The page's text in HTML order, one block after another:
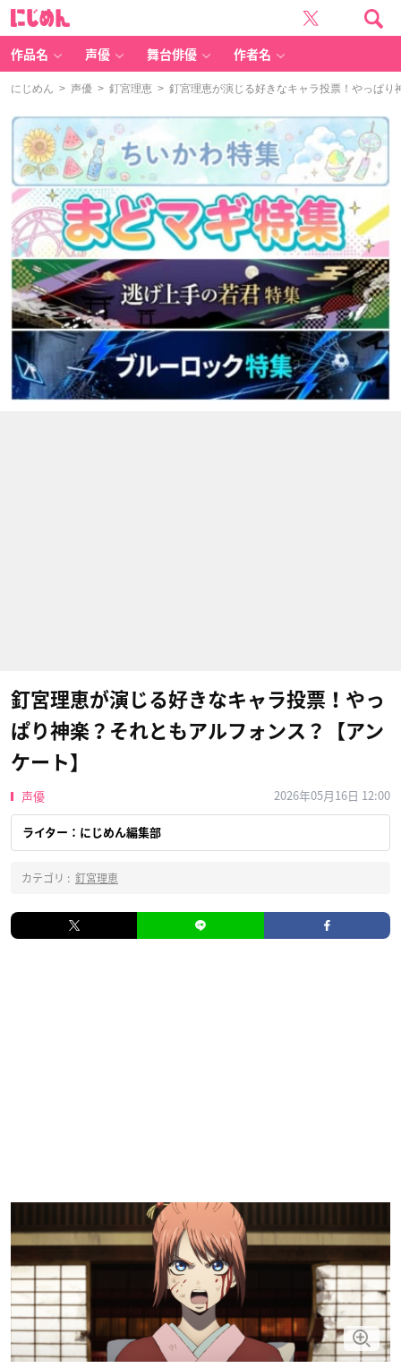
作品名 声優 舞台俳優 作者名
にじめん > 声優 > 釘宮理恵 > 釘宮理恵が演じる好きなキャラ投票！やっぱり
釘宮理恵が演じる好きなキャラ投票！やっ
ぱり神楽？それともアルフォンス？【アン
ケート】
声優 2026年05月16日 12:00
ライター：にじめん編集部
カテゴリ : 釘宮理恵